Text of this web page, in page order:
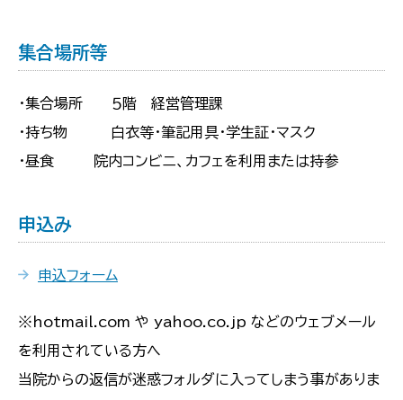
集合場所等
・集合場所 ５階 経営管理課
・持ち物 白衣等・筆記用具・学生証・マスク
・昼食 院内コンビニ、カフェを利用または持参
申込み
申込フォーム
※ hotmail.com や yahoo.co.jp などのウェブメール
を利用されている方へ
当院からの返信が迷惑フォルダに入ってしまう事がありま